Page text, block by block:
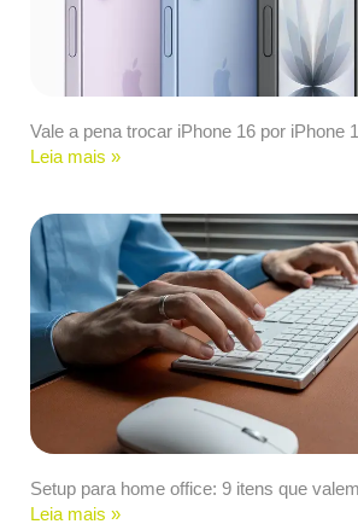
Vale a pena trocar iPhone 16 por iPhone
Leia mais »
Setup para home office: 9 itens que
Leia mais »